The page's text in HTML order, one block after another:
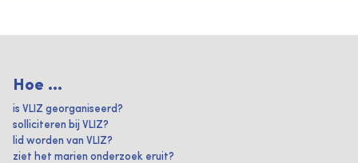
Hoe ...
is VLIZ georganiseerd?
solliciteren bij VLIZ?
lid worden van VLIZ?
ziet het marien onderzoek eruit?